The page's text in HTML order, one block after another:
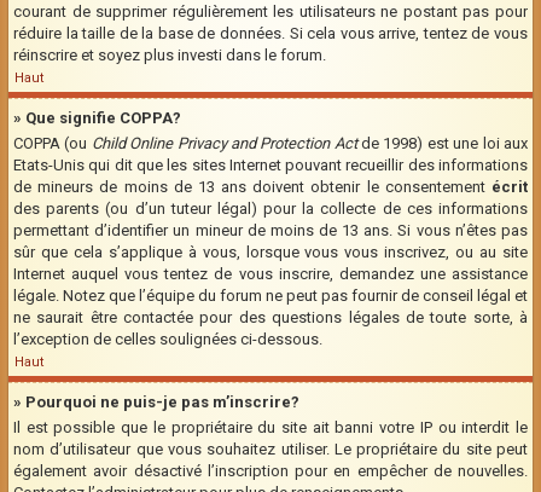
courant de supprimer régulièrement les utilisateurs ne postant pas pour
réduire la taille de la base de données. Si cela vous arrive, tentez de vous
réinscrire et soyez plus investi dans le forum.
Haut
» Que signifie COPPA?
COPPA (ou Child Online Privacy and Protection Actde 1998) est une loi aux
Etats-Unis qui dit que les sites Internet pouvant recueillir des informations
de mineurs de moins de 13 ans doivent obtenir le consentement écrit
des parents (ou d’un tuteur légal) pour la collecte de ces informations
permettant d’identifier un mineur de moins de 13 ans. Si vous n’êtes pas
sûr que cela s’applique à vous, lorsque vous vous inscrivez, ou au site
Internet auquel vous tentez de vous inscrire, demandez une assistance
légale. Notez que l’équipe du forum ne peut pas fournir de conseil légal et
ne saurait être contactée pour des questions légales de toute sorte, à
l’exception de celles soulignées ci-dessous.
Haut
» Pourquoi ne puis-je pas m’inscrire?
Il est possible que le propriétaire du site ait banni votre IP ou interdit le
nom d’utilisateur que vous souhaitez utiliser. Le propriétaire du site peut
également avoir désactivé l’inscription pour en empêcher de nouvelles.